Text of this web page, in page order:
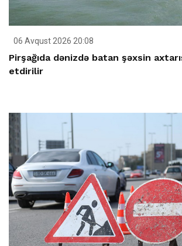
06 Avqust 2026 20:08
Pirşağıda dənizdə batan şəxsin
etdirilir